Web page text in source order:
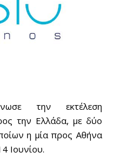
την εκτέλεση
την Ελλάδα, με δύο
η μία προς Αθήνα
Ιουνίου.